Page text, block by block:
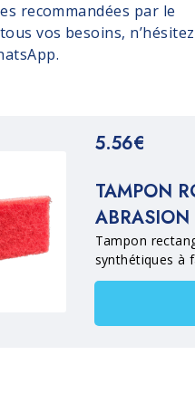
recommandées par le
vos besoins, n’hésitez
5.56€
TAMPON
ABRASION
Tampon
synthétiques à
nettoyage
pierre,